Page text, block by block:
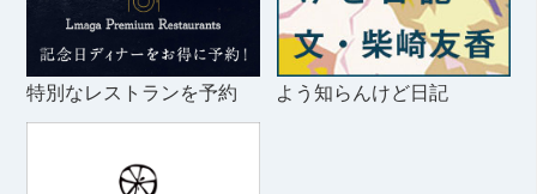
特別なレストランを予約 よう知らんけど日記